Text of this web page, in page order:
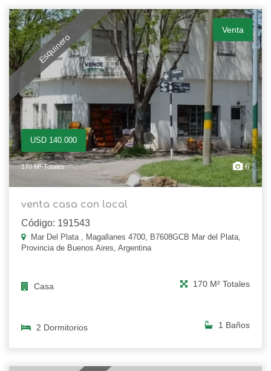
Esquinero
Venta
USD 140.000
170 M² Totales 6
venta casa con local
Código: 191543
Mar Del Plata , Magallanes 4700, B7608GCB Mar del Plata,
Provincia de Buenos Aires, Argentina
Casa 170 M² Totales
2 Dormitorios 1 Baños